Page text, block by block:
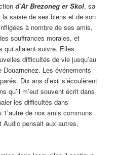
d’Ar Brezoneg er Skol, sa
la saisie de ses biens et de son
à nombre de ses amis,
souffrances morales, et
qui allaient suivre. Elles
difficultés de vie jusqu’au
Les événements
Dix ans d’exil s’écoulèrent
qu’il m’eut souvent écrit dans
les difficultés dans
de nos amis communs
Audic pensait aux autres,